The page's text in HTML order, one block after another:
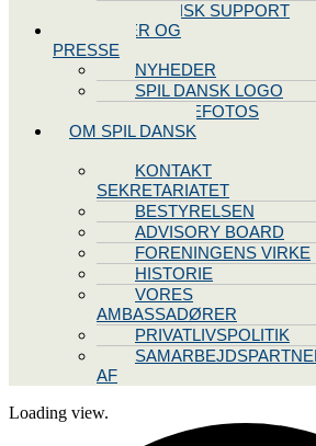
TEKNISK SUPPORT
NYHEDER OG
PRESSE
NYHEDER
SPIL DANSK LOGO
PRESSEFOTOS
OM SPIL DANSK
KONTAKT
SEKRETARIATET
BESTYRELSEN
ADVISORY BOARD
FORENINGENS VIRKE
HISTORIE
VORES
AMBASSADØRER
PRIVATLIVSPOLITIK
AF
Loading view.